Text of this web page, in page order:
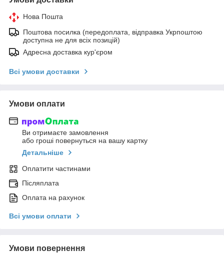
Нова Пошта
Поштова посилка (передоплата, відправка Укрпоштою
доступна не для всіх позицій)
Адресна доставка кур'єром
Всі умови доставки
Умови оплати
Ви отримаєте замовлення
або гроші повернуться на вашу картку
Детальніше
Оплатити частинами
Післяплата
Оплата на рахунок
Всі умови оплати
Умови повернення